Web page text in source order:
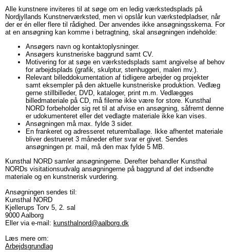
Alle kunstnere inviteres til at søge om en ledig værkstedsplads på
Nordjyllands Kunstnerværksted, men vi opslår kun værkstedpladser, når
der er én eller flere til rådighed. Der anvendes ikke ansøgningsskema. For
at en ansøgning kan komme i betragtning, skal ansøgningen indeholde:
Ansøgers navn og kontaktoplysninger.
Ansøgers kunstneriske baggrund samt CV.
Motivering for at søge en værkstedsplads samt angivelse af behov
for arbejdsplads (grafik, skulptur, stenhuggeri, maleri mv.).
Relevant billeddokumentation af tidligere arbejder og projekter
samt eksempler på den aktuelle kunstneriske produktion. Vedlæg
gerne stillbilleder, DVD, kataloger, print m.m. Vedlægges
billedmateriale på CD, må filerne ikke være for store. Kunsthal
NORD forbeholder sig ret til at afvise en ansøgning, såfremt denne
er udokumenteret eller det vedlagte materiale ikke kan vises.
Ansøgningen må max. fylde 3 sider.
En frankeret og adresseret returemballage. Ikke afhentet materiale
bliver destrueret 3 måneder efter svar er givet. Sendes
ansøgningen pr. mail, må den max fylde 5 MB.
Kunsthal NORD samler ansøgningerne. Derefter behandler Kunsthal
NORDs visitationsudvalg ansøgningerne på baggrund af det indsendte
materiale og en kunstnerisk vurdering.
Ansøgningen sendes til:
Kunsthal NORD
Kjellerups Torv 5, 2. sal
9000 Aalborg
Eller via e-mail: kunsthalnord@aalborg.dk
Læs mere om:
Arbejdsgrundlag